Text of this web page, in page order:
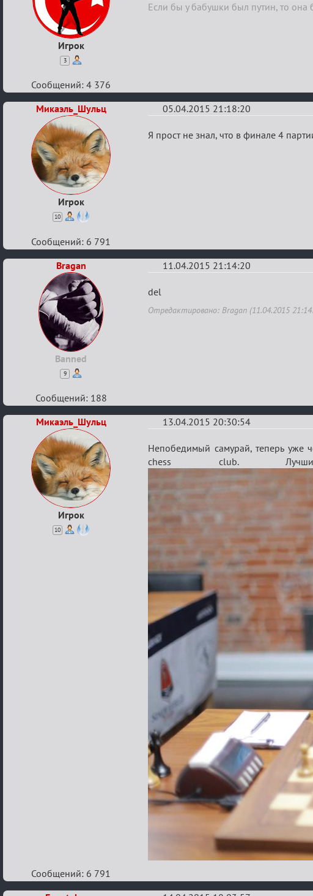
Игрок
3
Если бы у бабушки был путин, то
Сообщений: 4 376
Микаэль_Шульц
Игрок
10
05.04.2015 21:18:20
Re:
Я прост не знал, что в финале 4
Сообщений: 6 791
Bragan
Banned
9
11.04.2015 21:14:20
Re:
шахматы
del
Отредактировано: Bragan (11.04.2015
Сообщений: 188
Микаэль_Шульц
Игрок
10
13.04.2015 20:30:54
Re:
шахматы
Непобедимый самурай, теперь уже
chess club.
Сообщений: 6 791